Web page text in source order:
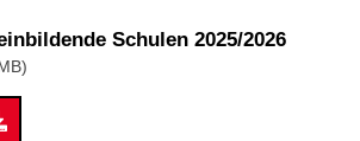
Schulen 2025/2026